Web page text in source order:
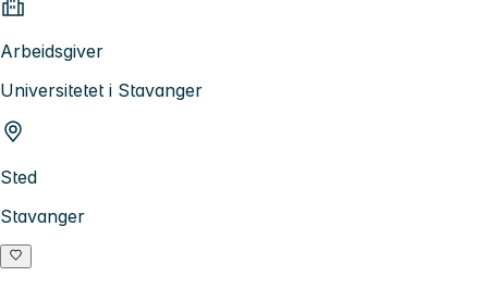
Arbeidsgiver
Universitetet i Stavanger
Sted
Stavanger